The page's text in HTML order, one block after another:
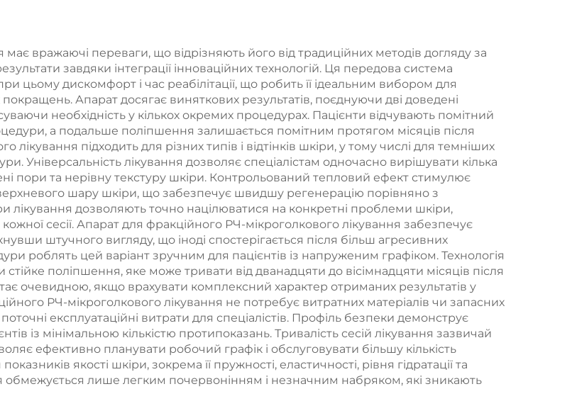
тіла
типу «4 в 1» зі
змінними
насадками та
потужністю 600 Вт,
1200 Вт, 1800 Вт,
3000 Вт; діодний
лазер з довжинами
хвиль 755 нм, 808
нм, 940 нм, 1064 нм
вражаючі переваги, що відрізняють його від традиційних методів догляду за
завдяки інтеграції інноваційних технологій. Ця передова система
цьому дискомфорт і час реабілітації, що робить її ідеальним вибором для
Апарат досягає виняткових результатів, поєднуючи дві доведені
необхідність у кількох окремих процедурах. Пацієнти відчувають помітний
а подальше поліпшення залишається помітним протягом місяців після
лікування підходить для різних типів і відтінків шкіри, у тому числі для темніших
Універсальність лікування дозволяє спеціалістам одночасно вирішувати кілька
пори та нерівну текстуру шкіри. Контрольований тепловий ефект стимулює
шару шкіри, що забезпечує швидшу регенерацію порівняно з
дозволяють точно націлюватися на конкретні проблеми шкіри,
сесії. Апарат для фракційного РЧ-мікроголкового лікування забезпечує
штучного вигляду, що іноді спостерігається після більш агресивних
роблять цей варіант зручним для пацієнтів із напруженим графіком. Технологія
поліпшення, яке може тривати від дванадцяти до вісімнадцяти місяців після
очевидною, якщо врахувати комплексний характер отриманих результатів у
РЧ-мікроголкового лікування не потребує витратних матеріалів чи запасних
експлуатаційні витрати для спеціалістів. Профіль безпеки демонструє
із мінімальною кількістю протипоказань. Тривалість сесій лікування зазвичай
ефективно планувати робочий графік і обслуговувати більшу кількість
якості шкіри, зокрема її пружності, еластичності, рівня гідратації та
обмежується лише легким почервонінням і незначним набряком, які зникають